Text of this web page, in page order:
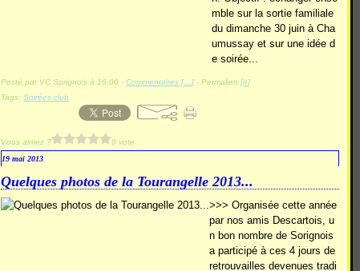
mble sur la sortie familiale
du dimanche 30 juin à Cha
umussay et sur une idée d
e soirée...
Posté par VC Sorignois à 16:00 - Commentaires [… ] - Permalien [#]
Tags: Soirées club
Vous aimez ?
0 vote
19 mai 2013
Quelques photos de la Tourangelle 2013...
>>> Organisée cette année
par nos amis Descartois, u
n bon nombre de Sorignois
a participé à ces 4 jours de
retrouvailles devenues tradi